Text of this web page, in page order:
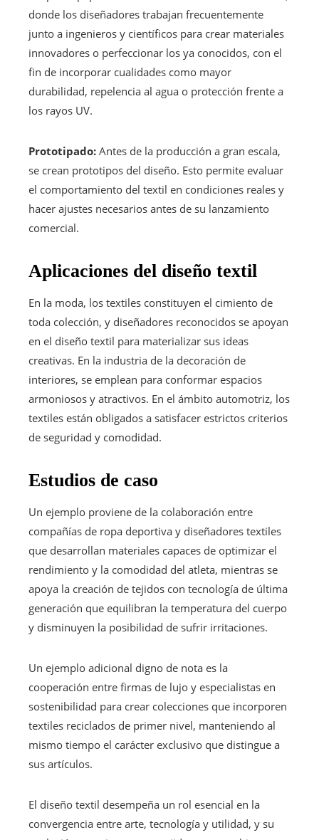
donde los diseñadores trabajan frecuentemente
junto a ingenieros y científicos para crear materiales
innovadores o perfeccionar los ya conocidos, con el
fin de incorporar cualidades como mayor
durabilidad, repelencia al agua o protección frente a
los rayos UV.
Prototipado: Antes de la producción a gran escala,
se crean prototipos del diseño. Esto permite evaluar
el comportamiento del textil en condiciones reales y
hacer ajustes necesarios antes de su lanzamiento
comercial.
Aplicaciones del diseño textil
En la moda, los textiles constituyen el cimiento de
toda colección, y diseñadores reconocidos se apoyan
en el diseño textil para materializar sus ideas
creativas. En la industria de la decoración de
interiores, se emplean para conformar espacios
armoniosos y atractivos. En el ámbito automotriz, los
textiles están obligados a satisfacer estrictos criterios
de seguridad y comodidad.
Estudios de caso
Un ejemplo proviene de la colaboración entre
compañías de ropa deportiva y diseñadores textiles
que desarrollan materiales capaces de optimizar el
rendimiento y la comodidad del atleta, mientras se
apoya la creación de tejidos con tecnología de última
generación que equilibran la temperatura del cuerpo
y disminuyen la posibilidad de sufrir irritaciones.
Un ejemplo adicional digno de nota es la
cooperación entre firmas de lujo y especialistas en
sostenibilidad para crear colecciones que incorporen
textiles reciclados de primer nivel, manteniendo al
mismo tiempo el carácter exclusivo que distingue a
sus artículos.
El diseño textil desempeña un rol esencial en la
convergencia entre arte, tecnología y utilidad, y su